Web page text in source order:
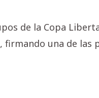
de la Copa
una de las